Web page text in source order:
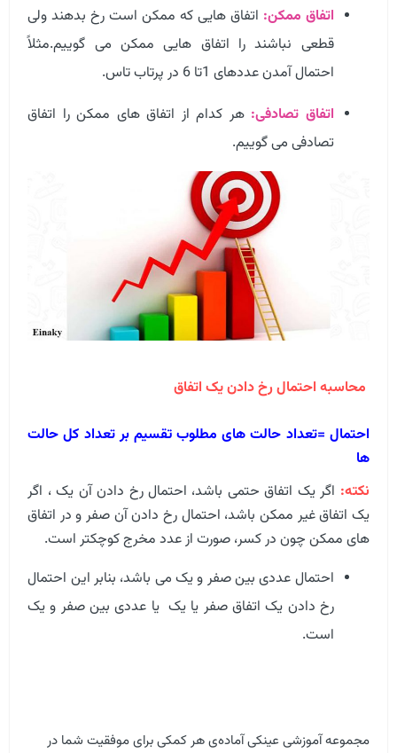
اتفاق ممکن: اتفاق هایی که ممکن است رخ بدهند ولی
قطعی نباشند را اتفاق هایی ممکن می گوییم.مثلاً
احتمال آمدن عددهای 1تا 6 در پرتاب تاس.
اتفاق تصادفی: هر کدام از اتفاق های ممکن را اتفاق
تصادفی می گوییم.
محاسبه احتمال رخ دادن یک اتفاق
احتمال =تعداد حالت های مطلوب تقسیم بر تعداد کل حالت
ها
نکته: اگر یک اتفاق حتمی باشد، احتمال رخ دادن آن یک ، اگر
یک اتفاق غیر ممکن باشد، احتمال رخ دادن آن صفر و در اتفاق
های ممکن چون در کسر، صورت از عدد مخرج کوچکتر است.
احتمال عددی بین صفر و یک می باشد، بنابر این احتمال
رخ دادن یک اتفاق صفر یا یک یا عددی بین صفر و یک
است.
مجموعه آموزشی عینکی آماده‌ی هر کمکی برای موفقیت شما در